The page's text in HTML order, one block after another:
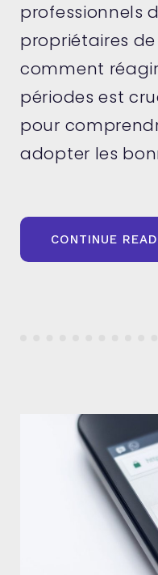
professionnels
propriétaires
comment
périodes est
pour
adopter les
CONTINUE